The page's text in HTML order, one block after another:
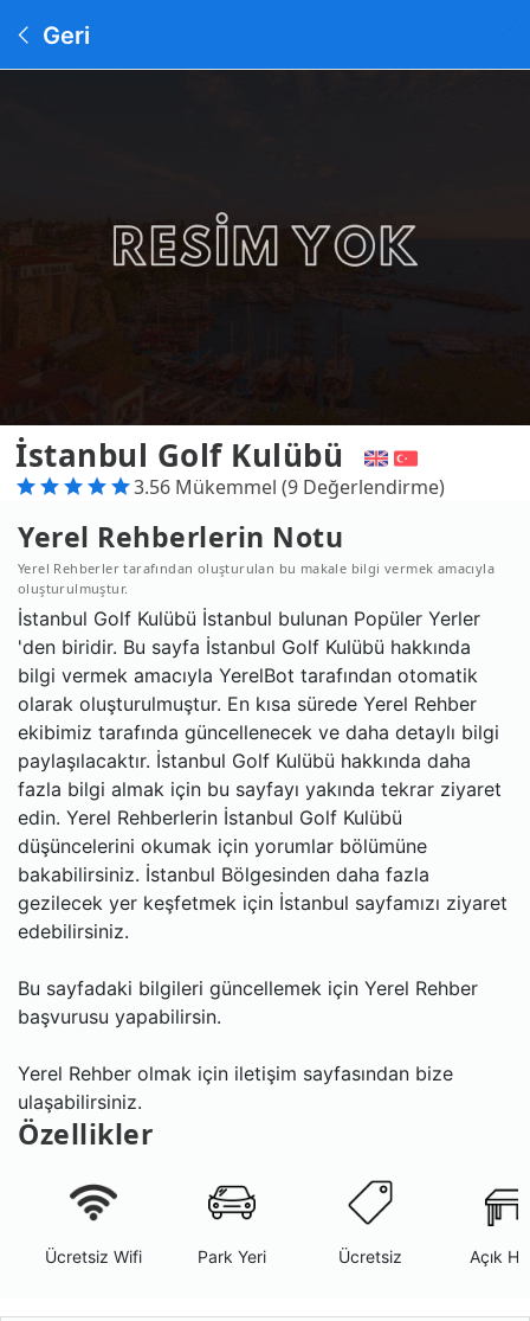
Geri
İstanbul Golf Kulübü
3.56 Mükemmel (9 Değerlendirme)
Yerel Rehberlerin Notu
Yerel Rehberler tarafından oluşturulan bu makale bilgi vermek amacıyla
oluşturulmuştur.
İstanbul Golf Kulübü İstanbul bulunan Popüler Yerler
'den biridir. Bu sayfa İstanbul Golf Kulübü hakkında
bilgi vermek amacıyla YerelBot tarafından otomatik
olarak oluşturulmuştur. En kısa sürede Yerel Rehber
ekibimiz tarafında güncellenecek ve daha detaylı bilgi
paylaşılacaktır. İstanbul Golf Kulübü hakkında daha
fazla bilgi almak için bu sayfayı yakında tekrar ziyaret
edin. Yerel Rehberlerin İstanbul Golf Kulübü
düşüncelerini okumak için yorumlar bölümüne
bakabilirsiniz. İstanbul Bölgesinden daha fazla
gezilecek yer keşfetmek için İstanbul sayfamızı ziyaret
edebilirsiniz.
Bu sayfadaki bilgileri güncellemek için Yerel Rehber
başvurusu yapabilirsin.
Yerel Rehber olmak için iletişim sayfasından bize
ulaşabilirsiniz.
Özellikler
Ücretsiz Wifi Park Yeri Ücretsiz Açık